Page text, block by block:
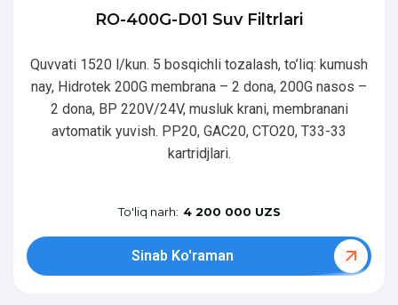
RO-400G-D01 Suv Filtrlari
Quvvati 1520 l/kun. 5 bosqichli tozalash, to’liq: kumush
nay, Hidrotek 200G membrana – 2 dona, 200G nasos –
2 dona, BP 220V/24V, musluk krani, membranani
avtomatik yuvish. PP20, GAC20, CTO20, T33-33
kartridjlari.
To'liq narh: 4 200 000 UZS
Sinab Ko'raman